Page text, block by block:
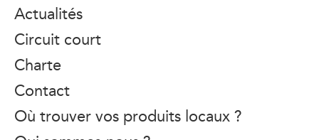
Actualités
Circuit court
Charte
Contact
Où trouver vos produits locaux ?